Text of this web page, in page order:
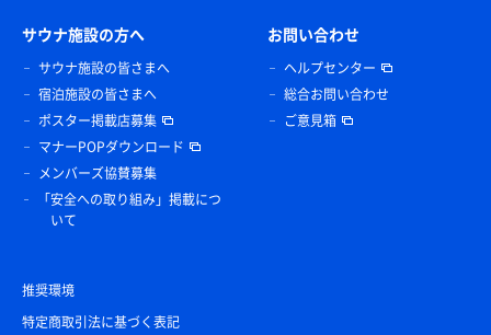
サウナ施設の方へ
サウナ施設の皆さまへ
宿泊施設の皆さまへ
ポスター掲載店募集
マナーPOPダウンロード
メンバーズ協賛募集
「安全への取り組み」掲載につ
いて
お問い合わせ
ヘルプセンター
総合お問い合わせ
ご意見箱
推奨環境
特定商取引法に基づく表記